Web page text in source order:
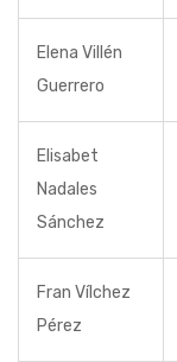
Elena Villén
Guerrero
Elisabet
Nadales
Sánchez
Fran Vílchez
Pérez